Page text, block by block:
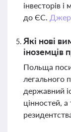
інвесторів
до ЄС.
Які нові
іноземців
Польща
легального
державний
цінностей,